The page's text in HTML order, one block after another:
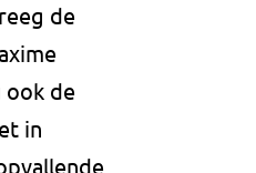
de
ook de
in